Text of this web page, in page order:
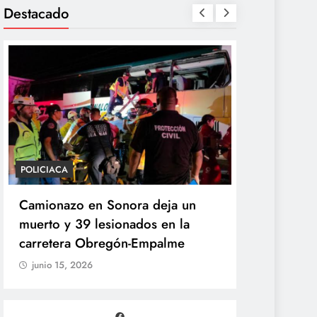
Destacado
POLICIACA
Camionazo en Sonora deja un
muerto y 39 lesionados en la
carretera Obregón-Empalme
junio 15, 2026